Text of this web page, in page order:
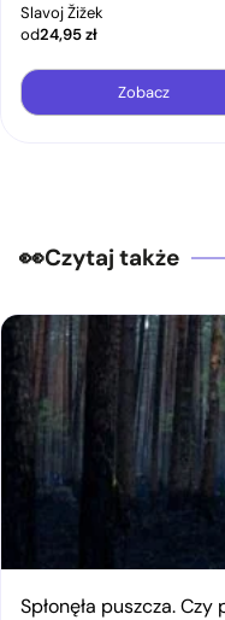
Slavoj Žižek
od24,95zł
Zobacz
Czytaj także
Spłonęła puszcza.